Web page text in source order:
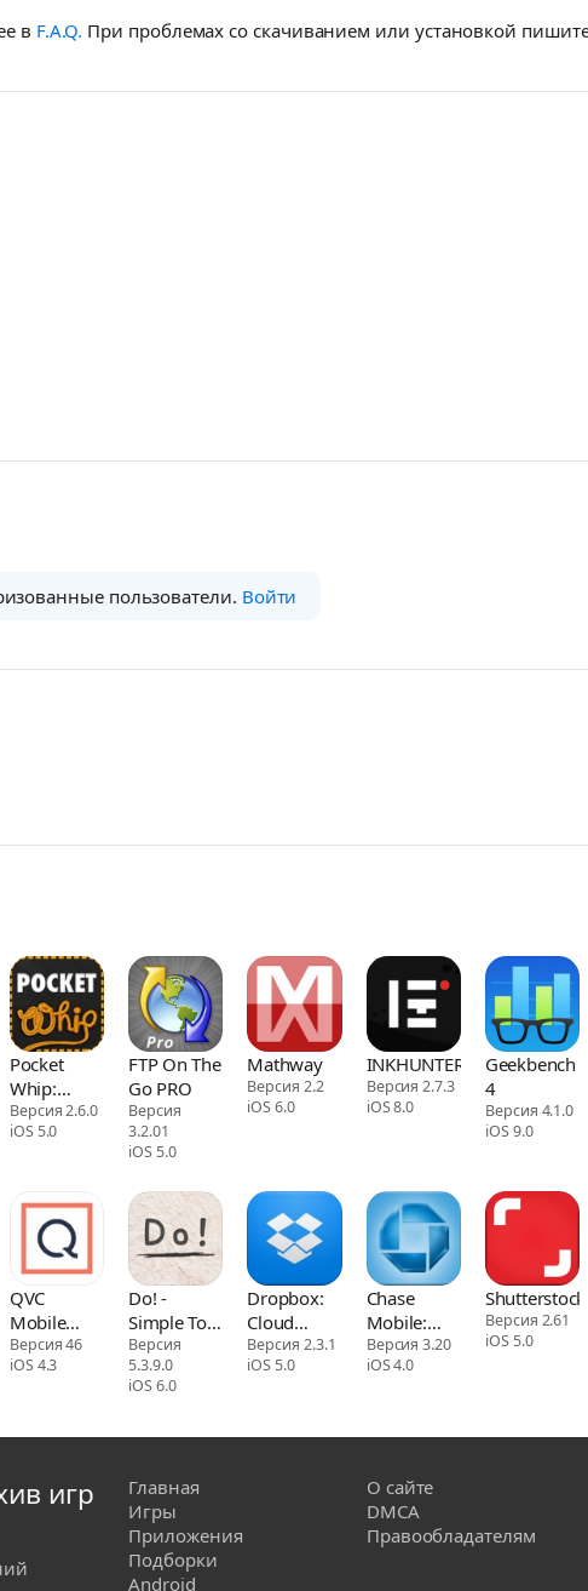
в F.A.Q. При проблемах со скачиванием или установкой
пользователи. Войти
Pocket
Whip:
Original
Whip App
Версия 2.6.0
iOS 5.0
FTP On The
Go PRO
Версия
3.2.01
iOS 5.0
Mathway
Версия 2.2
iOS 6.0
INKHUNTER
Версия 2.7.3
iOS 8.0
Geekbench
4
Версия 4.1.0
iOS 9.0
QVC
Mobile
Shopping
(US)
Версия 46
iOS 4.3
Do! -
Simple To
Do List
Версия
5.3.9.0
iOS 6.0
Dropbox:
Cloud
Storage
Backup
Версия 2.3.1
iOS 5.0
Chase
Mobile:
Bank &
Invest
Версия 3.20
iOS 4.0
Shutterstock
Версия 2.61
iOS 5.0
игр
Главная
Игры
Приложения
Подборки
Android
О сайте
DMCA
Правообладателям